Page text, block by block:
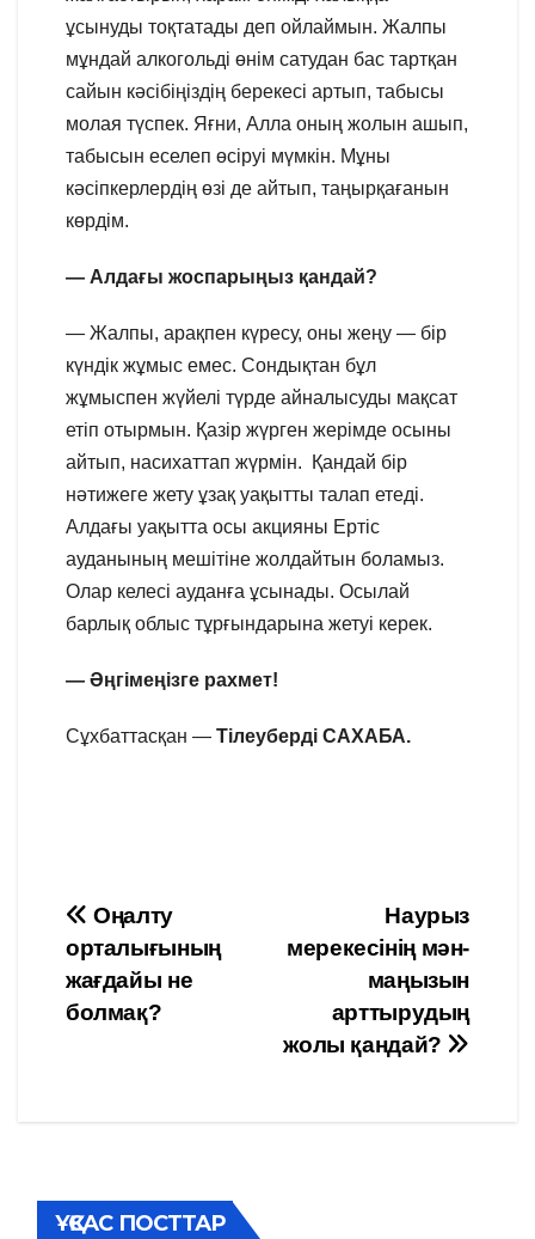
ұсынуды тоқтатады деп ойлаймын. Жалпы
мұндай алкогольді өнім сатудан бас тартқан
сайын кәсібіңіздің берекесі артып, табысы
молая түспек. Яғни, Алла оның жолын ашып,
табысын еселеп өсіруі мүмкін. Мұны
кәсіпкерлердің өзі де айтып, таңырқағанын
көрдім.
— Алдағы жоспарыңыз қандай?
— Жалпы, арақпен күресу, оны жеңу — бір
күндік жұмыс емес. Сондықтан бұл
жұмыспен жүйелі түрде айналысуды мақсат
етіп отырмын. Қазір жүрген жерімде осыны
айтып, насихаттап жүрмін. Қандай бір
нәтижеге жету ұзақ уақытты талап етеді.
Алдағы уақытта осы акцияны Ертіс
ауданының мешітіне жолдайтын боламыз.
Олар келесі ауданға ұсынады. Осылай
барлық облыс тұрғындарына жетуі керек.
— Әңгімеңізге рахмет!
Сұхбаттасқан — Тілеуберді САХАБА.
Навигация
по
записям
Наурыз
мерекесінің мән-
маңызын
арттырудың
жолы қандай?
Оңалту
орталығының
жағдайы не
болмақ?
ҰҚСАС ПОСТТАР